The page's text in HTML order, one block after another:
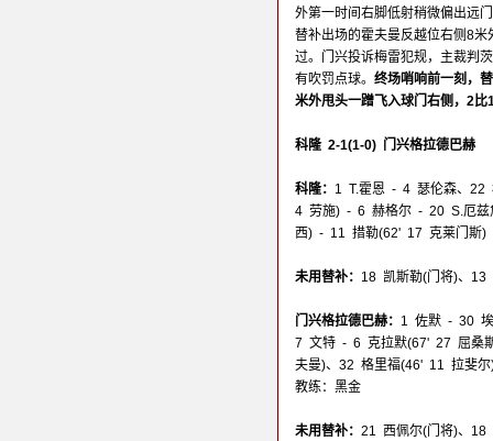
外第一时间右脚低射稍微偏出远
替补出场的霍夫曼反越位右侧8
过。门兴投诉梅雷犯规，主裁判
有吹罚点球。 终场哨响前一刻，
米外甩头一蹭飞入球门右侧，2比
科隆 2-1(1-0) 门兴格拉德巴赫
科隆： 1 T.霍恩 - 4 瑟伦森、22
4 劳施) - 6 赫格尔 - 20 S.厄
西) - 11 措勒(62' 17 克莱门斯)
未用替补： 18 凯斯勒(门将)、
门兴格拉德巴赫： 1 佐默 - 30 埃
7 文特 - 6 克拉默(67' 27 屈桑
夫曼)、32 格里福(46' 11 拉斐
教练：黑金
未用替补： 21 西佩尔(门将)、18